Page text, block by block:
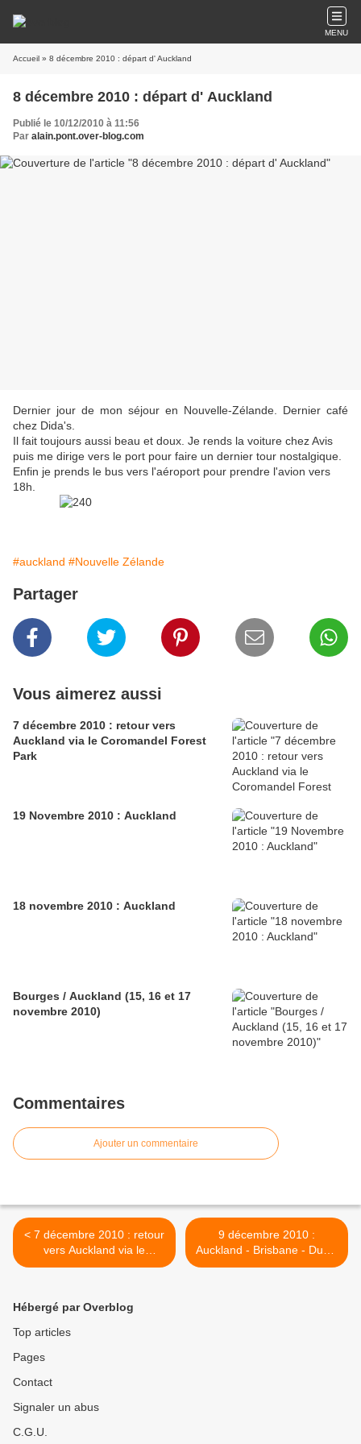
MENU
Accueil » 8 décembre 2010 : départ d' Auckland
8 décembre 2010 : départ d' Auckland
Publié le 10/12/2010 à 11:56
Par alain.pont.over-blog.com
Dernier jour de mon séjour en Nouvelle-Zélande. Dernier café
chez Dida's.
Il fait toujours aussi beau et doux. Je rends la voiture chez Avis
puis me dirige vers le port pour faire un dernier tour nostalgique.
Enfin je prends le bus vers l'aéroport pour prendre l'avion vers
18h.
#auckland #Nouvelle Zélande
Partager
Vous aimerez aussi
7 décembre 2010 : retour vers
Auckland via le Coromandel Forest
Park
19 Novembre 2010 : Auckland
18 novembre 2010 : Auckland
Bourges / Auckland (15, 16 et 17
novembre 2010)
Commentaires
Ajouter un commentaire
< 7 décembre 2010 : retour
vers Auckland via le
Coromandel Forest Park
9 décembre 2010 :
Auckland - Brisbane - Dubai
- Paris - Bourges >
Hébergé par Overblog
Top articles
Pages
Contact
Signaler un abus
C.G.U.